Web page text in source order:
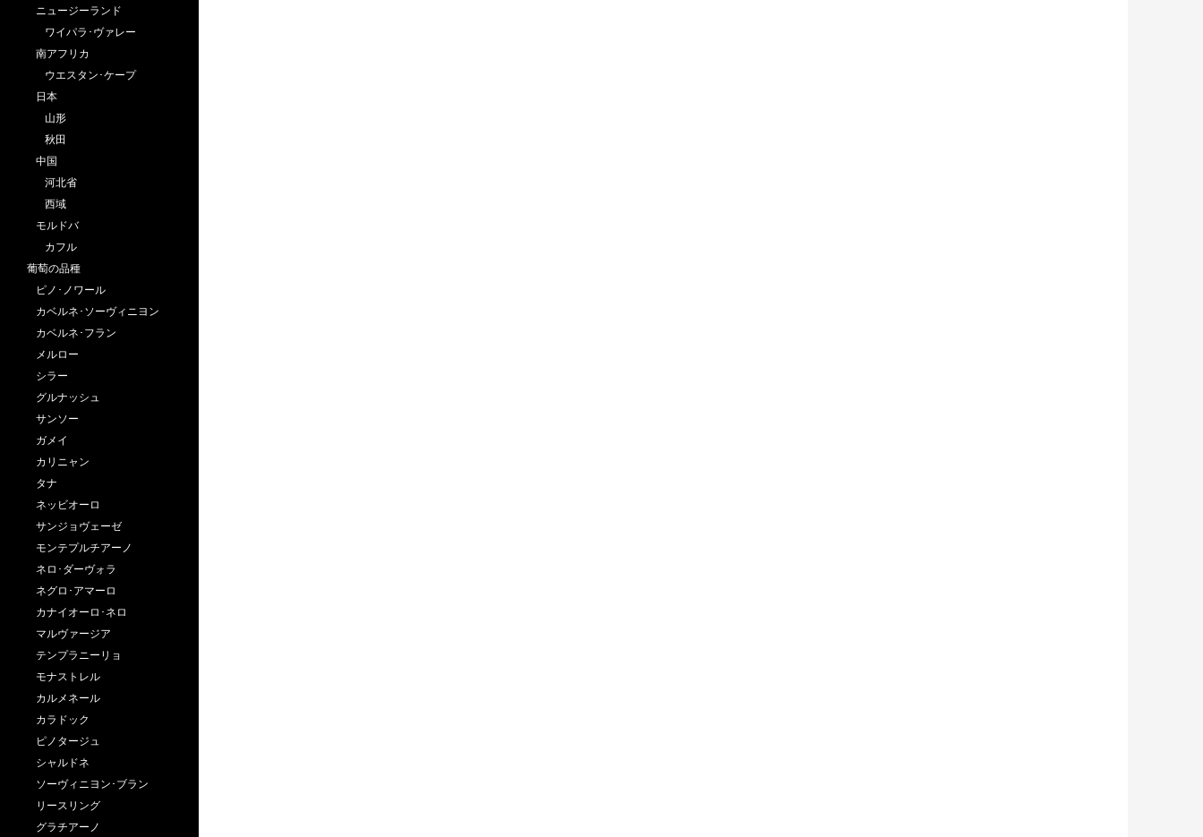
ニュージーランド
ワイパラ･ヴァレー
南アフリカ
ウエスタン･ケープ
日本
山形
秋田
中国
河北省
西域
モルドバ
カフル
葡萄の品種
ピノ･ノワール
カベルネ･ソーヴィニヨン
カベルネ･フラン
メルロー
シラー
グルナッシュ
サンソー
ガメイ
カリニャン
タナ
ネッビオーロ
サンジョヴェーゼ
モンテプルチアーノ
ネロ･ダーヴォラ
ネグロ･アマーロ
カナイオーロ･ネロ
マルヴァージア
テンプラニーリョ
モナストレル
カルメネール
カラドック
ピノタージュ
シャルドネ
ソーヴィニヨン･ブラン
リースリング
グラチアーノ